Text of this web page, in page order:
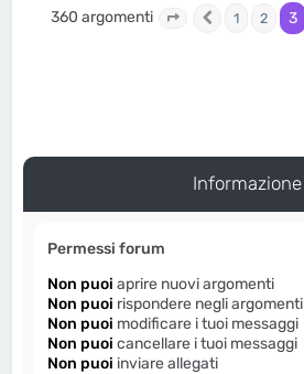
360 argomenti Pagina 3 15
Precedente
1 2 3
Informazione
Permessi forum
Non puoi aprire nuovi argomenti
Non puoi rispondere negli argomenti
Non puoi modificare i tuoi messaggi
Non puoi cancellare i tuoi messaggi
Non puoi inviare allegati